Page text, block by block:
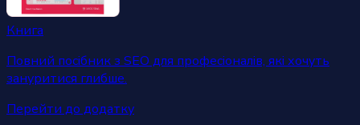
Книга
Повний посібник з SEO для професіоналів, які хочуть
зануритися глибше.
Перейти до додатку